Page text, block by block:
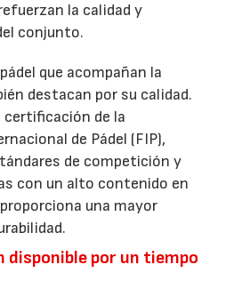
la calidad y
conjunto.
que acompañan la
destacan por su calidad.
certificación de la
de Pádel (FIP),
de competición y
con un alto contenido en
una mayor
disponible por un tiempo